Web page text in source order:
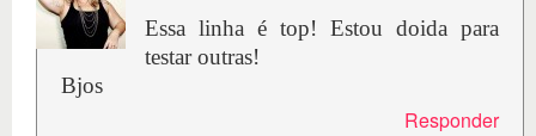
Essa linha é top! Estou doida para
testar outras!
Bjos
Responder